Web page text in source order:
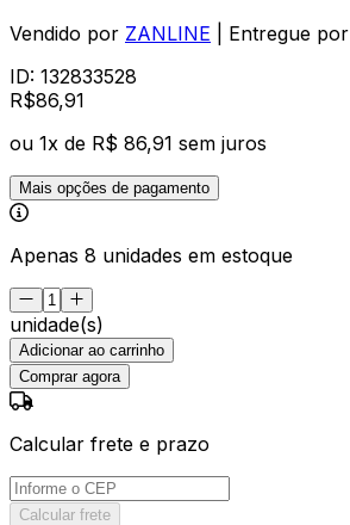
Vendido por ZANLINE | Entregue por
ID: 132833528
R$86,91
ou 1x de R$ 86,91 sem juros
Mais opções de pagamento
Apenas 8 unidades em estoque
unidade(s)
Adicionar ao carrinho
Comprar agora
Calcular frete e prazo
Calcular frete